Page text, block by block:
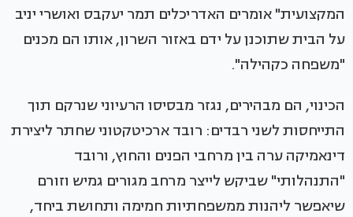
המקצועית" אומרים האדריכלים תמר יעקבס ואושרי יניב
על הבית שתוכנן על ידם באזור השרון, אותו הם מכנים
"משפחה כקהילה".
הכינוי, הם מבהירים, נגזר מבסיסו הרעיוני שנרקם תוך
התייחסות לשני רבדים: רובד ארכיטקטוני שחתר ליצירת
דינאמיקה ערה בין מרחבי הפנים והחוץ, ורובד
"התנהלותי" שביקש לייצר מרחב מגורים גמיש וזורם
שיאפשר ליהנות ממשפחתיות חמימה ותחושת ביחד,